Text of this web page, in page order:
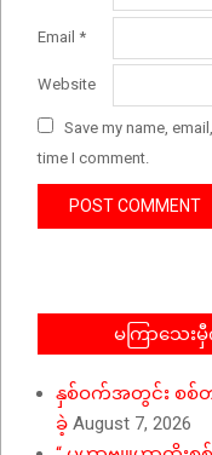
Email *
Website
Save my name,
time I comment.
မကြာသေး
နှစ်ဝက်အတွင်း စစ်
ခဲ့ August 7, 2026